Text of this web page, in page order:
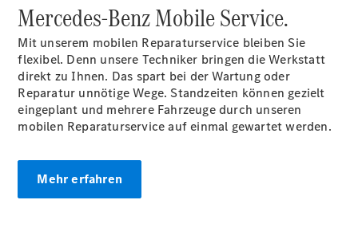
Elektrotransporter
Sprinter
Kastenwagen
eSprinter
Mercedes-Benz MobileService.
Mit unserem mobilen Reparaturservice bleiben Sie
flexibel. Denn unsere Techniker bringen die Werkstatt
direkt zu Ihnen. Das spart bei der Wartung oder
Reparatur unnötige Wege. Standzeiten können gezielt
eingeplant und mehrere Fahrzeuge durch unseren
mobilen Reparaturservice auf einmal gewartet werden.
Mehr erfahren